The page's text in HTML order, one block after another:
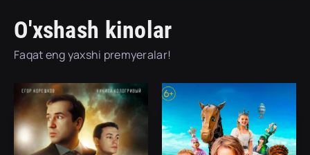
O'xshash kinolar
Faqat eng yaxshi premyeralar!